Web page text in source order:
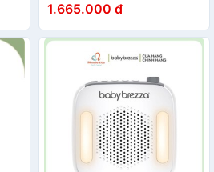
1.665.000 đ